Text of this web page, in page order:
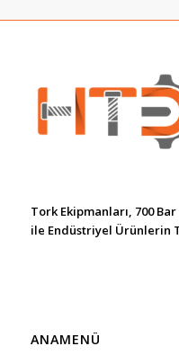
Tork Ekipmanları, 700
ile Endüstriyel Ürünlerin
ANAMENÜ